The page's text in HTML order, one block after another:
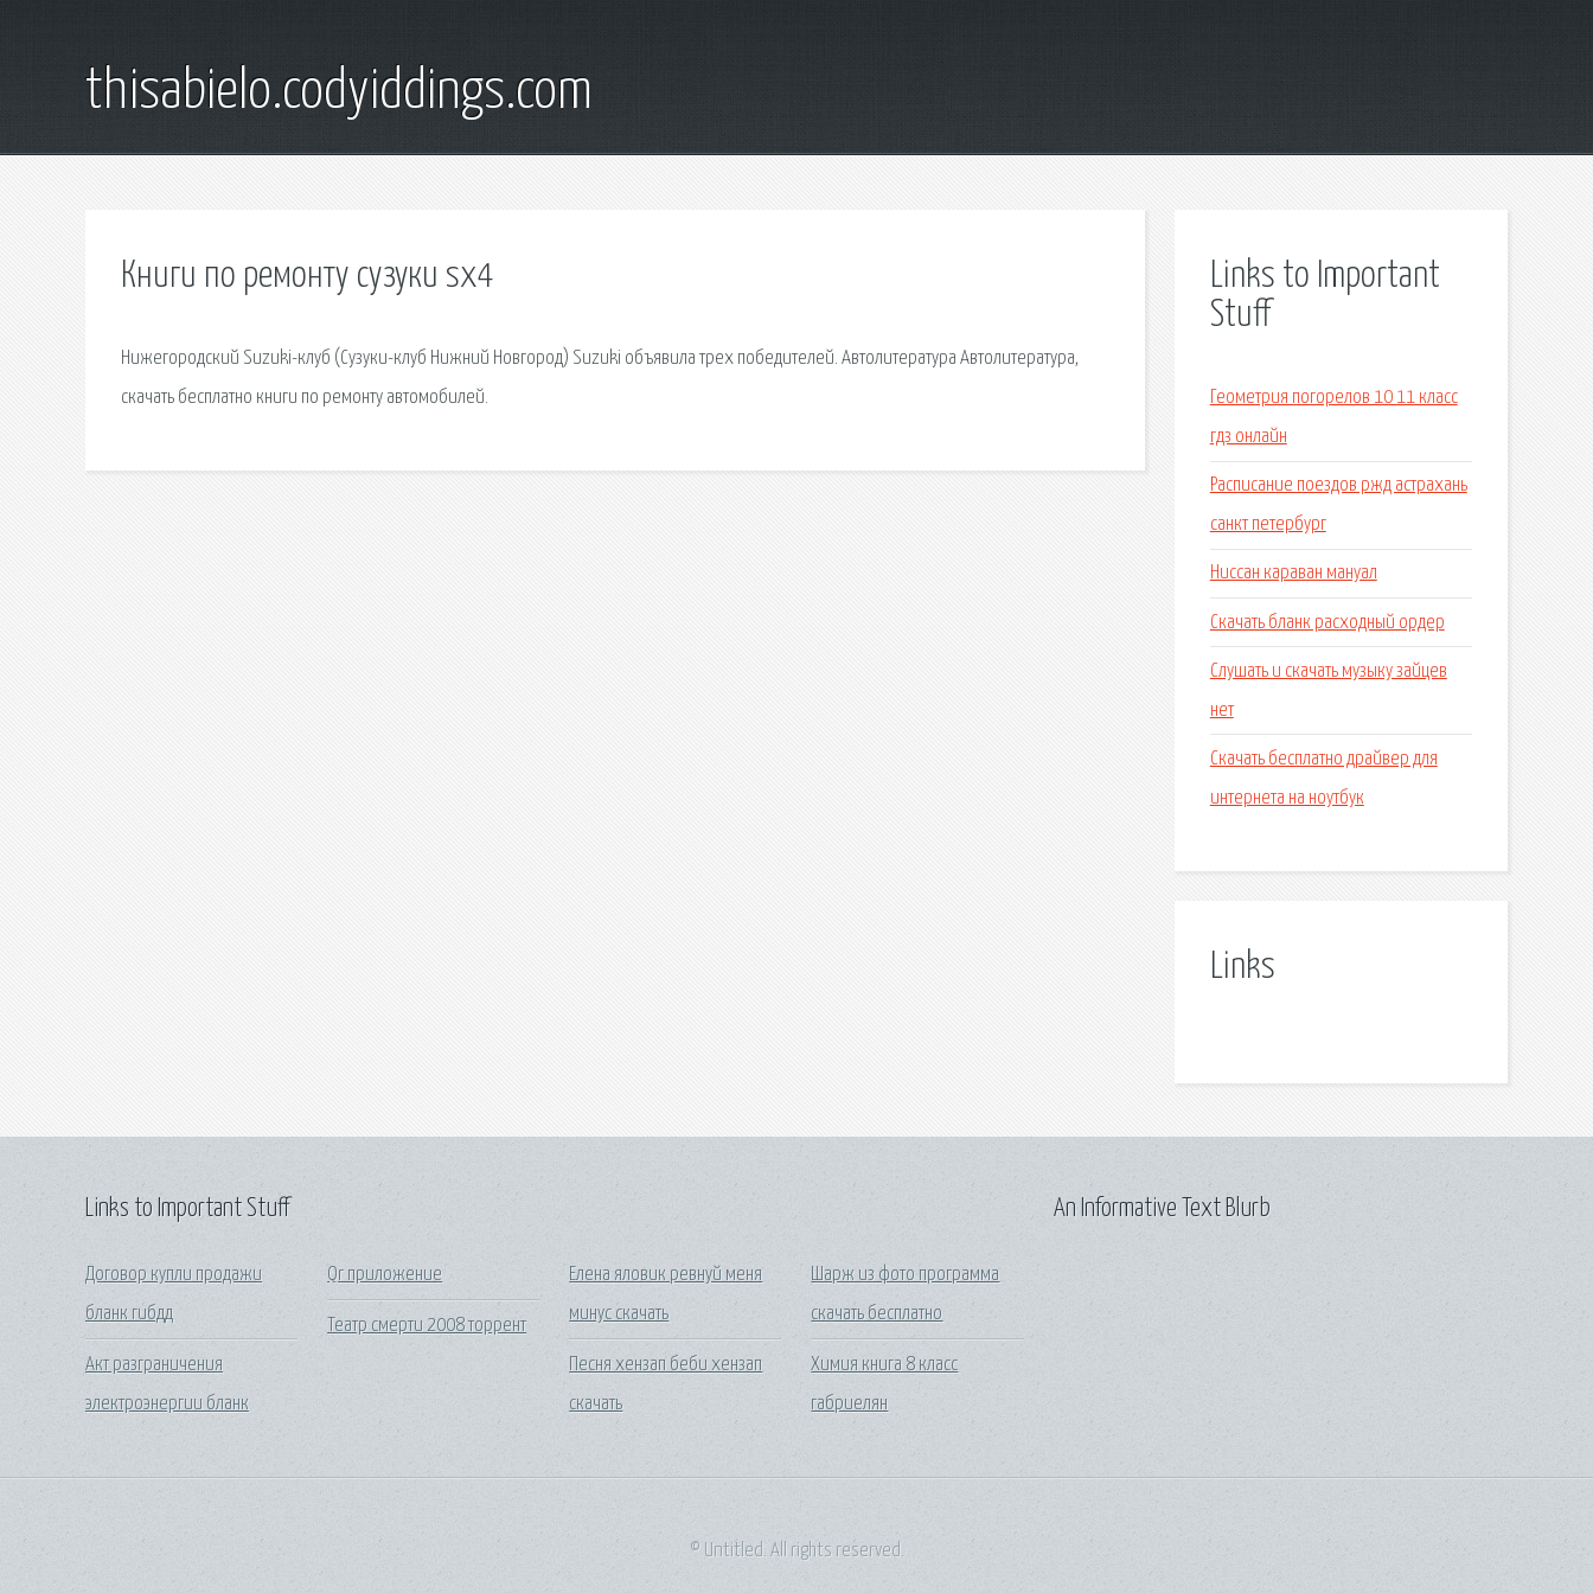
thisabielo.codyiddings.com
Книги по ремонту сузуки sx4
Нижегородский Suzuki-клуб (Сузуки-клуб Нижний Новгород) Suzuki объявила трех победителей. Автолитература Автолитература,
скачать бесплатно книги по ремонту автомобилей.
Links to Important
Stuff
Геометрия погорелов 10 11 класс
гдз онлайн
Расписание поездов ржд астрахань
санкт петербург
Ниссан караван мануал
Скачать бланк расходный ордер
Слушать и скачать музыку зайцев
нет
Скачать бесплатно драйвер для
интернета на ноутбук
Links
Links to Important Stuff
Договор купли продажи
бланк гибдд
Акт разграничения
электроэнергии бланк
Qr приложение
Театр смерти 2008 торрент
Елена яловик ревнуй меня
минус скачать
Песня хензап беби хензап
скачать
Шарж из фото программа
скачать бесплатно
Химия книга 8 класс
габриелян
An Informative Text Blurb
© Untitled. All rights reserved.